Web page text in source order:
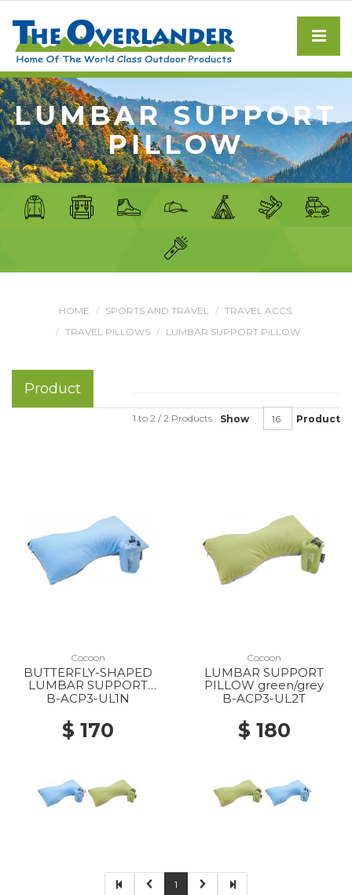
LUMBAR SUPPORT
PILLOW
HOME SPORTS AND TRAVEL
TRAVEL ACCS.
TRAVEL PILLOWS
LUMBAR SUPPORT PILLOW
Product
Show Product
1 to 2 / 2 Products
Cocoon
BUTTERFLY-SHAPED
LUMBAR SUPPORT
MICROFIBER NEW
B-ACP3-UL1N
$ 170
Cocoon
LUMBAR SUPPORT
PILLOW green/grey
B-ACP3-UL2T
$ 180
1